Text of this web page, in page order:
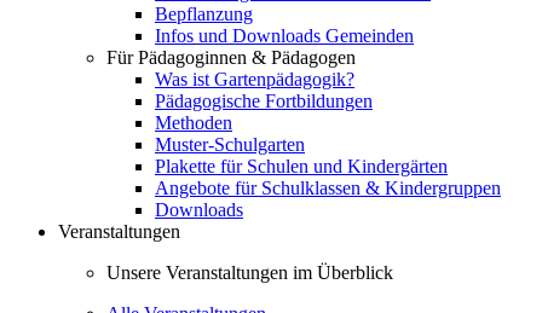
Bepflanzung
Infos und Downloads Gemeinden
Für Pädagoginnen & Pädagogen
Was ist Gartenpädagogik?
Pädagogische Fortbildungen
Methoden
Muster-Schulgarten
Plakette für Schulen und Kindergärten
Angebote für Schulklassen & Kindergruppen
Downloads
Veranstaltungen
Unsere Veranstaltungen im Überblick